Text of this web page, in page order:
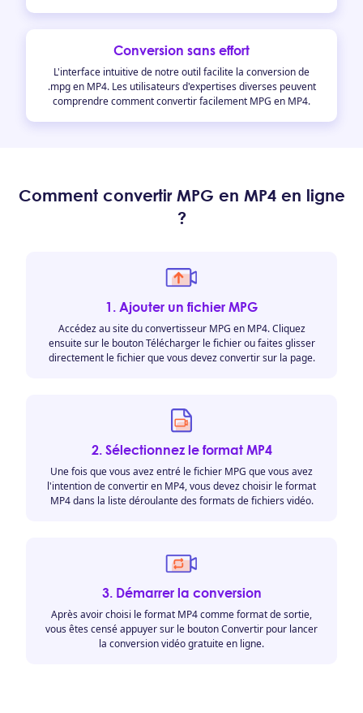
Conversion sans effort
L'interface intuitive de notre outil facilite la conversion de
.mpg en MP4. Les utilisateurs d'expertises diverses peuvent
comprendre comment convertir facilement MPG en MP4.
Comment convertir MPG en MP4 en ligne
?
1. Ajouter un fichier MPG
Accédez au site du convertisseur MPG en MP4. Cliquez
ensuite sur le bouton Télécharger le fichier ou faites glisser
directement le fichier que vous devez convertir sur la page.
2. Sélectionnez le format MP4
Une fois que vous avez entré le fichier MPG que vous avez
l'intention de convertir en MP4, vous devez choisir le format
MP4 dans la liste déroulante des formats de fichiers vidéo.
3. Démarrer la conversion
Après avoir choisi le format MP4 comme format de sortie,
vous êtes censé appuyer sur le bouton Convertir pour lancer
la conversion vidéo gratuite en ligne.